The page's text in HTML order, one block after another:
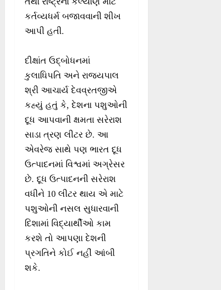
કર્તવ્યધર્મ બજાવવાની શીખ
આપી હતી.
દીક્ષાંત ઉદ્બોધનમાં
કુલાધિપતિ અને રાજ્યપાલ
શ્રી આચાર્ય દેવવ્રતજીએ
કહ્યું હતું કે, દેશના પશુઓની
દૂધ આપવાની ક્ષમતા સરેરાશ
સાડા ત્રણ લીટર છે. આ
એવરેજ સાથે પણ ભારત દૂધ
ઉત્પાદનમાં વિશ્વમાં અગ્રેસર
છે. દૂધ ઉત્પાદનની સરેરાશ
વધીને 10 લીટર થાય એ માટે
પશુઓની નસલ સુધારવાની
દિશામાં વિદ્યાર્થીઓ કામ
કરશે તો આપણા દેશની
પ્રગતિને કોઈ નહીં આંબી
શકે.